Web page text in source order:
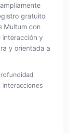
gratuito
Multum con
interacción y
y orientada a
interacciones